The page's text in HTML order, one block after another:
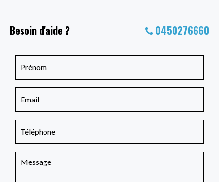
Besoin d'aide ? 0450276660